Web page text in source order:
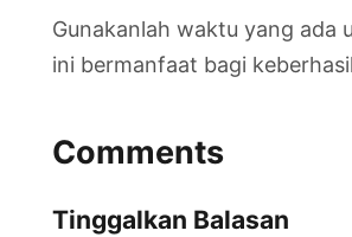
Gunakanlah waktu yang ada
ini bermanfaat bagi
Comments
Tinggalkan Balasan